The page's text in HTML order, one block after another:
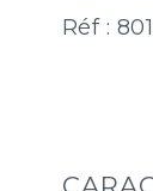
Réf : 801